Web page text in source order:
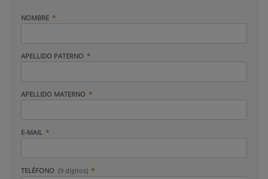
NOMBRE
APELLIDO PATERNO
APELLIDO MATERNO
E-MAIL
TELÉFONO (9 dígitos)